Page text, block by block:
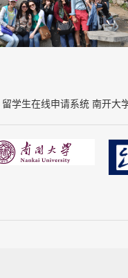
留学生在线申请系统 南开大